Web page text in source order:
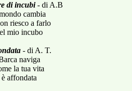
di incubi - di A.B
cambia
riesco a farlo
mio incubo
- di A. T.
naviga
la tua vita
è affondata